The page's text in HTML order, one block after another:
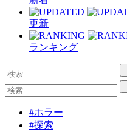
更新
ランキング
#ホラー
#探索